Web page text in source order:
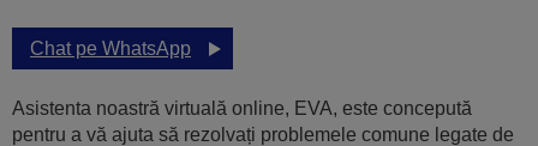
Chat pe WhatsApp
Asistenta noastră virtuală online, EVA, este concepută
pentru a vă ajuta să rezolvați problemele comune legate de